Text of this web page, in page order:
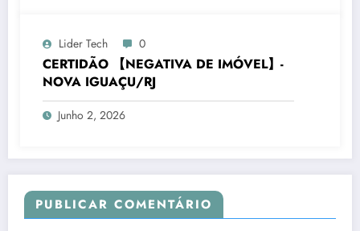
Lider Tech 0
CERTIDÃO 【NEGATIVA DE IMÓVEL】-
NOVA IGUAÇU/RJ
Junho 2, 2026
PUBLICAR COMENTÁRIO